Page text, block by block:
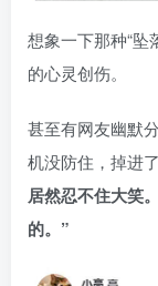
想象一下那种“坠
的心灵创伤。
甚至有网友幽默
机没防住，掉进
居然忍不住大笑
的。”